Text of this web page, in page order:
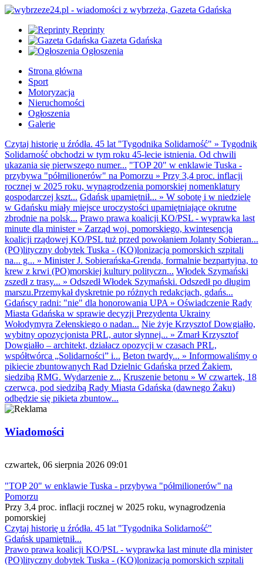
Reprinty
Gazeta Gdańska
Ogłoszenia
Strona główna
Sport
Motoryzacja
Nieruchomości
Ogłoszenia
Galerie
Czytaj historię u źródła. 45 lat "Tygodnika Solidarność" » Tygodnik
Solidarność obchodzi w tym roku 45-lecie istnienia. Od chwili
ukazania się pierwszego numer... "TOP 20" w enklawie Tuska -
przybywa "półmilionerów" na Pomorzu » Przy 3,4 proc. inflacji
rocznej w 2025 roku, wynagrodzenia pomorskiej nomenklatury
gospodarczej kszt... Gdańsk upamiętnił... » W sobotę i w niedzielę
w Gdańsku miały miejsce uroczystości upamiętniające okrutne
zbrodnie na polsk... Prawo prawa koalicji KO/PSL - wyprawka last
minute dla minister» Zarząd woj. pomorskiego, kwintesencja
koalicji rządowej KO/PSL tuż przed powołaniem Jolanty Sobieran...
(PO)lityczny dobytek Tuska - (KO)lonizacja pomorskich szpitali
na... g... » Minister J. Sobierańska-Grenda, formalnie bezpartyjna, to
krew z krwi (PO)morskiej kultury polityczn... Włodek Szymański
zszedł z trasy... » Odszedł Włodek Szymański. Odszedł po długim
marszu.Przemykał dyskretnie po różnych redakcjach, gdańs...
Gdańscy radni: "nie" dla honorowania UPA » Oświadczenie Rady
Miasta Gdańska w sprawie decyzji Prezydenta Ukrainy
Wołodymyra Zełenskiego o nadan... Nie żyje Krzysztof Dowgiałło,
wybitny opozycjonista PRL, autor słynnej... » Zmarł Krzysztof
Dowgiałło – architekt, działacz opozycji w czasach PRL,
współtwórca „Solidarności” i... Beton twardy... » Informowaliśmy o
pikiecie zbuntowanych Rad Dzielnic Gdańska przed Żakiem,
siedzibą RMG. Wydarzenie z... Kruszenie betonu » W czwartek, 18
czerwca, pod siedzibą Rady Miasta Gdańska (dawnego Żaku)
odbędzie się pikieta zbuntow...
Wiadomości
czwartek, 06 sierpnia 2026 09:01
"TOP 20" w enklawie Tuska - przybywa "półmilionerów" na
Pomorzu
Przy 3,4 proc. inflacji rocznej w 2025 roku, wynagrodzenia
pomorskiej
Czytaj historię u źródła. 45 lat "Tygodnika Solidarność"
Gdańsk upamiętnił...
Prawo prawa koalicji KO/PSL - wyprawka last minute dla minister
(PO)lityczny dobytek Tuska - (KO)lonizacja pomorskich szpitali